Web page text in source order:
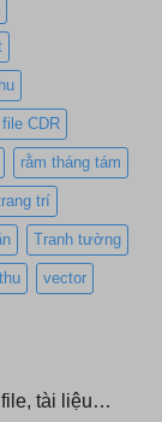
CDR
rằm tháng tám
trí
Tranh tường
vector
file, tài liệu…